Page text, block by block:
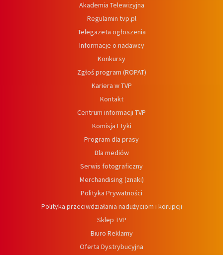
Akademia Telewizyjna
Regulamin tvp.pl
Telegazeta ogłoszenia
Informacje o nadawcy
Konkursy
Zgłoś program (ROPAT)
Kariera w TVP
Kontakt
Centrum informacji TVP
Komisja Etyki
Program dla prasy
Dla mediów
Serwis fotograficzny
Merchandising (znaki)
Polityka Prywatności
Polityka przeciwdziałania nadużyciom i korupcji
Sklep TVP
Biuro Reklamy
Oferta Dystrybucyjna